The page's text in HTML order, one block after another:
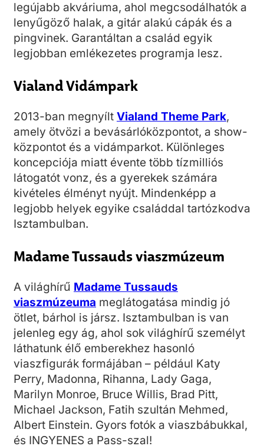
legújabb akváriuma, ahol megcsodálhatók a
lenyűgöző halak, a gitár alakú cápák és a
pingvinek. Garantáltan a család egyik
legjobban emlékezetes programja lesz.
Vialand Vidámpark
2013-ban megnyílt Vialand Theme Park,
amely ötvözi a bevásárlóközpontot, a show-
központot és a vidámparkot. Különleges
koncepciója miatt évente több tízmilliós
látogatót vonz, és a gyerekek számára
kivételes élményt nyújt. Mindenképp a
legjobb helyek egyike családdal tartózkodva
Isztambulban.
Madame Tussauds viaszmúzeum
A világhírű Madame Tussauds
viaszmúzeuma meglátogatása mindig jó
ötlet, bárhol is jársz. Isztambulban is van
jelenleg egy ág, ahol sok világhírű személyt
láthatunk élő emberekhez hasonló
viaszfigurák formájában – például Katy
Perry, Madonna, Rihanna, Lady Gaga,
Marilyn Monroe, Bruce Willis, Brad Pitt,
Michael Jackson, Fatih szultán Mehmed,
Albert Einstein. Gyors fotók a viaszbábukkal,
és INGYENES a Pass-szal!